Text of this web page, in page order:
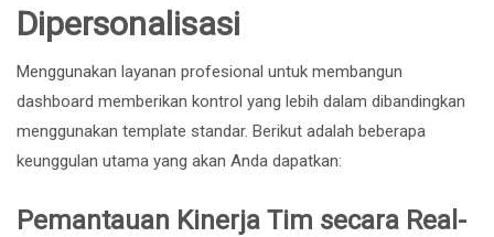
Dipersonalisasi
Menggunakan layanan profesional untuk membangun
dashboard memberikan kontrol yang lebih dalam dibandingkan
menggunakan template standar. Berikut adalah beberapa
keunggulan utama yang akan Anda dapatkan:
Pemantauan Kinerja Tim secara Real-